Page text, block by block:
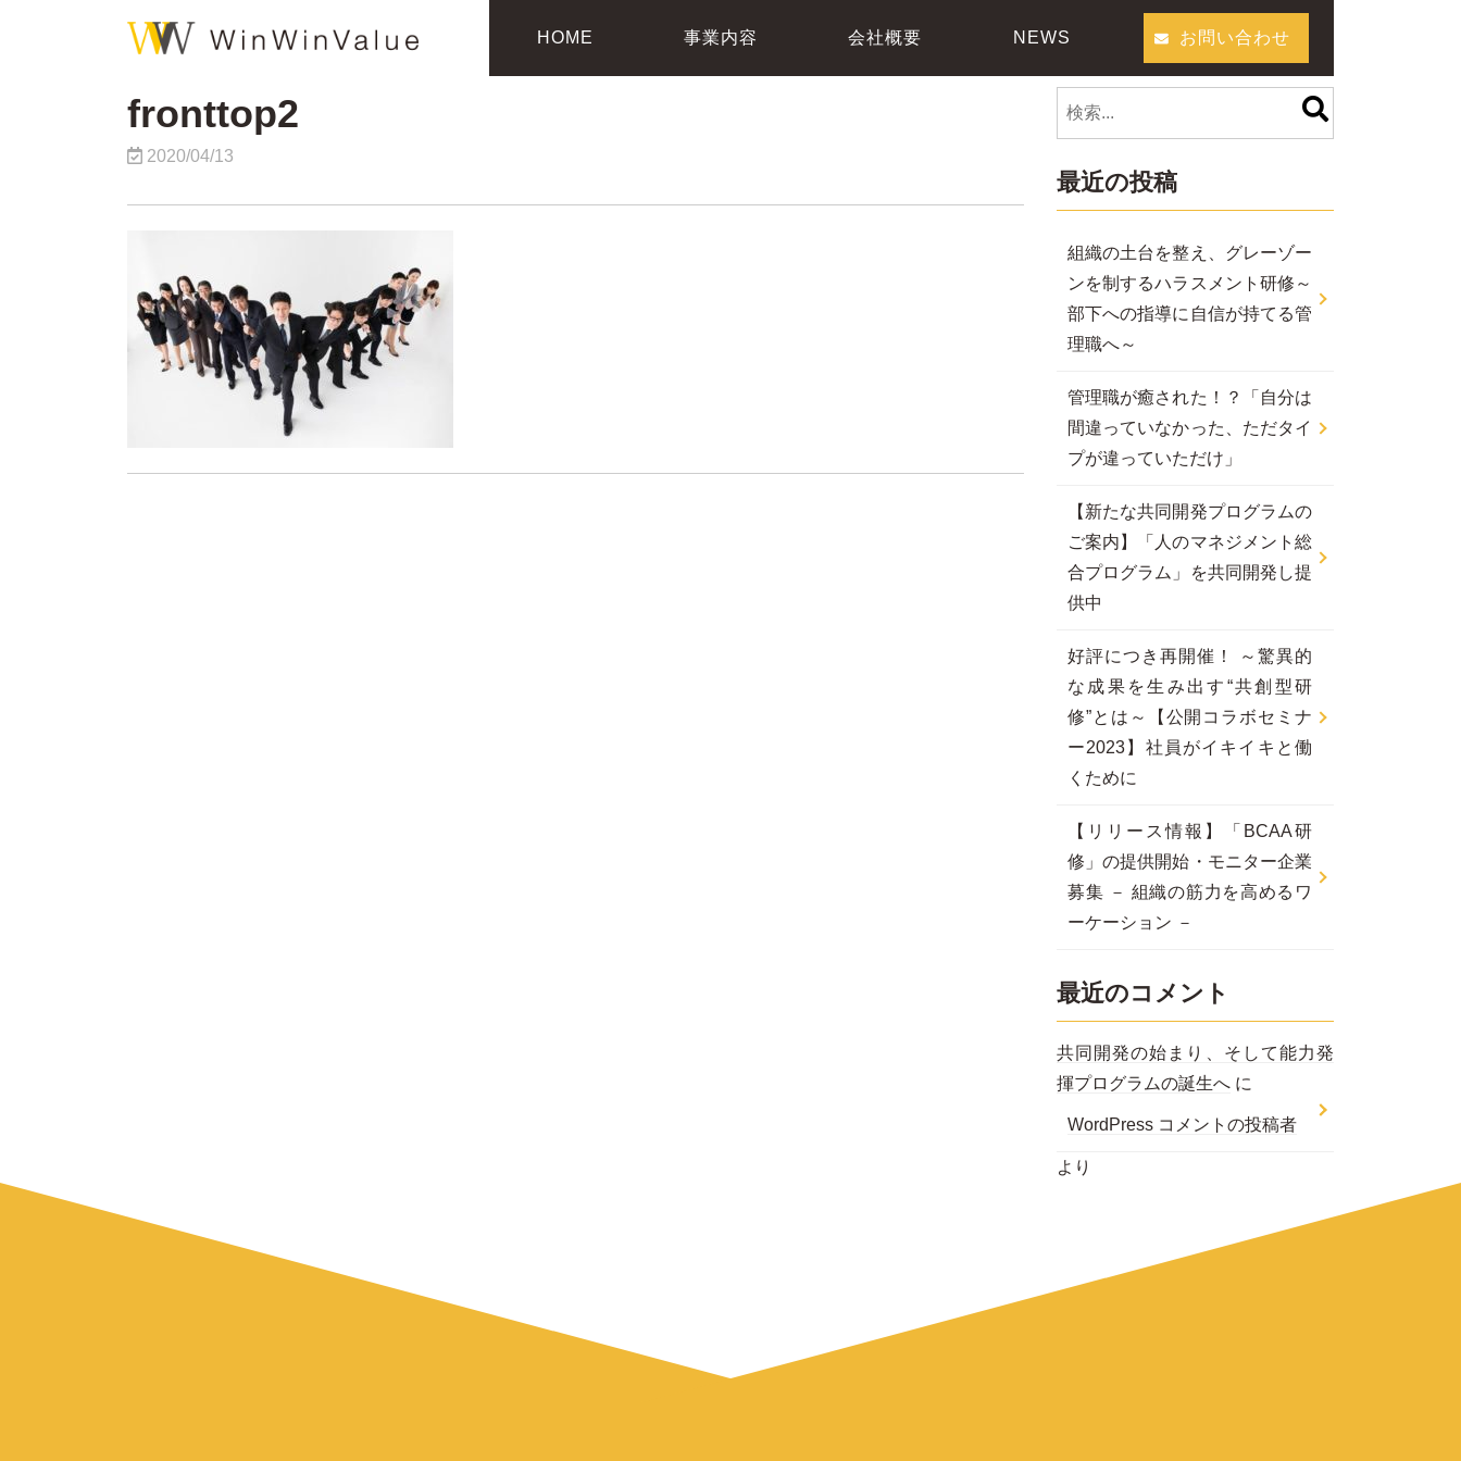
HOME 事業内容 会社概要 NEWS お問い合わせ
fronttop2
2020/04/13
最近の投稿
組織の土台を整え、グレーゾー
ンを制するハラスメント研修～
部下への指導に自信が持てる管
理職へ～
管理職が癒された！？「自分は
間違っていなかった、ただタイ
プが違っていただけ」
【新たな共同開発プログラムの
ご案内】「人のマネジメント総
合プログラム」を共同開発し提
供中
好評につき再開催！ ～驚異的
な成果を生み出す“共創型研
修”とは～【公開コラボセミナ
ー2023】社員がイキイキと働
くために
【リリース情報】「BCAA研
修」の提供開始・モニター企業
募集 － 組織の筋力を高めるワ
ーケーション －
最近のコメント
共同開発の始まり、そして能力発
揮プログラムの誕生へ に
WordPress コメントの投稿者
より